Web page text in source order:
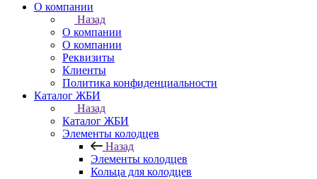
О компании
Назад
О компании
О компании
Реквизиты
Клиенты
Политика конфиденциальности
Каталог ЖБИ
Назад
Каталог ЖБИ
Элементы колодцев
Назад
Элементы колодцев
Кольца для колодцев